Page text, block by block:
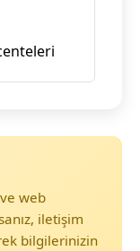
web
iletişim
bilgilerinizin